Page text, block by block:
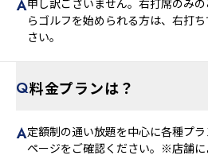
申し訳ございません。右打席のみ
らゴルフを始められる方は、右打
さい。
料金プランは？
定額制の通い放題を中心に各種プ
ページをご確認ください。※店舗に